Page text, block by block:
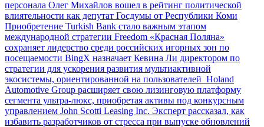
персонала Олег Михайлов вошел в рейтинг политической
влиятельности как депутат Госдумы от Республики Коми
Приобретение Turkish Bank стало важным этапом
международной стратегии Freedom «Красная Поляна»
сохраняет лидерство среди российских игорных зон по
посещаемости BingX назначает Кевина Ли директором по
стратегии для ускорения развития мультиактивной
экосистемы, ориентированной на пользователей Holand
Automotive Group расширяет свою лизинговую платформу
сегмента ультра-люкс, приобретая активы под конкурсным
управлением John Scotti Leasing Inc. Эксперт рассказал, как
избавить разработчиков от стресса при выпуске обновлений